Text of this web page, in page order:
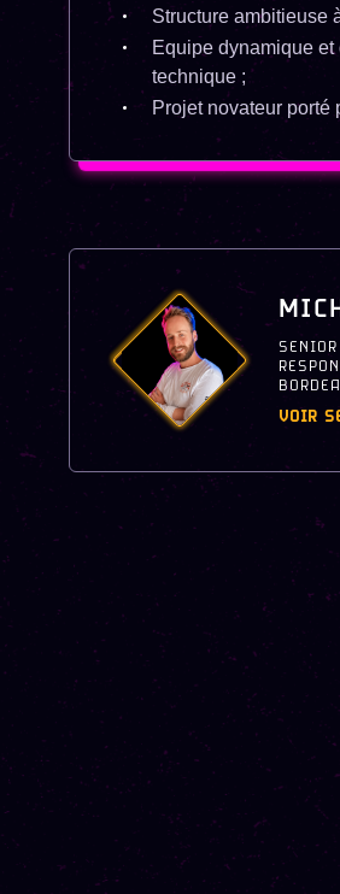
Structure ambitieuse
Equipe dynamique
technique ;
Projet novateur porté
VOIR